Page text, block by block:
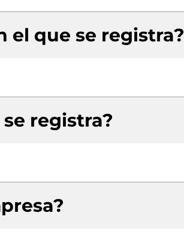
el que se registra?
registra?